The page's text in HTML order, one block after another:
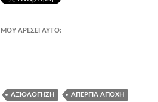
ΜΟΥ ΑΡΈΣΕΙ ΑΥΤΌ:
ΑΞΙΟΛΌΓΗΣΗ ΑΠΕΡΓΊΑ ΑΠΟΧΉ